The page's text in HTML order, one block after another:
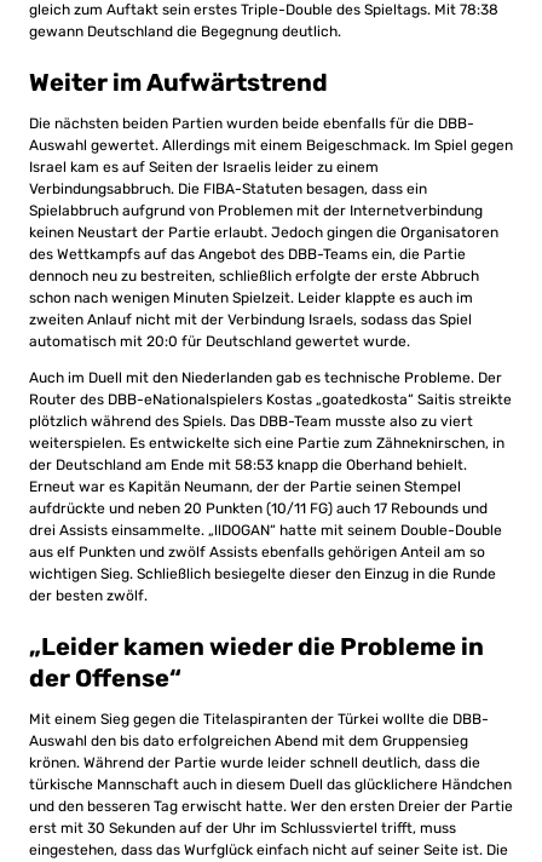
gleich zum Auftakt sein erstes Triple-Double des Spieltags. Mit 78:38
gewann Deutschland die Begegnung deutlich.
Weiter im Aufwärtstrend
Die nächsten beiden Partien wurden beide ebenfalls für die DBB-
Auswahl gewertet. Allerdings mit einem Beigeschmack. Im Spiel gegen
Israel kam es auf Seiten der Israelis leider zu einem
Verbindungsabbruch. Die FIBA-Statuten besagen, dass ein
Spielabbruch aufgrund von Problemen mit der Internetverbindung
keinen Neustart der Partie erlaubt. Jedoch gingen die Organisatoren
des Wettkampfs auf das Angebot des DBB-Teams ein, die Partie
dennoch neu zu bestreiten, schließlich erfolgte der erste Abbruch
schon nach wenigen Minuten Spielzeit. Leider klappte es auch im
zweiten Anlauf nicht mit der Verbindung Israels, sodass das Spiel
automatisch mit 20:0 für Deutschland gewertet wurde.
Auch im Duell mit den Niederlanden gab es technische Probleme. Der
Router des DBB-eNationalspielers Kostas „goatedkosta“ Saitis streikte
plötzlich während des Spiels. Das DBB-Team musste also zu viert
weiterspielen. Es entwickelte sich eine Partie zum Zähneknirschen, in
der Deutschland am Ende mit 58:53 knapp die Oberhand behielt.
Erneut war es Kapitän Neumann, der der Partie seinen Stempel
aufdrückte und neben 20 Punkten (10/11 FG) auch 17 Rebounds und
drei Assists einsammelte. „llDOGAN“ hatte mit seinem Double-Double
aus elf Punkten und zwölf Assists ebenfalls gehörigen Anteil am so
wichtigen Sieg. Schließlich besiegelte dieser den Einzug in die Runde
der besten zwölf.
„Leider kamen wieder die Probleme in
der Offense“
Mit einem Sieg gegen die Titelaspiranten der Türkei wollte die DBB-
Auswahl den bis dato erfolgreichen Abend mit dem Gruppensieg
krönen. Während der Partie wurde leider schnell deutlich, dass die
türkische Mannschaft auch in diesem Duell das glücklichere Händchen
und den besseren Tag erwischt hatte. Wer den ersten Dreier der Partie
erst mit 30 Sekunden auf der Uhr im Schlussviertel trifft, muss
eingestehen, dass das Wurfglück einfach nicht auf seiner Seite ist. Die